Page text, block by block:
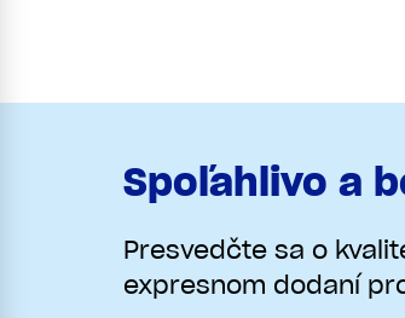
Spoľahlivo a
Presvedčte sa o
expresnom dodaní